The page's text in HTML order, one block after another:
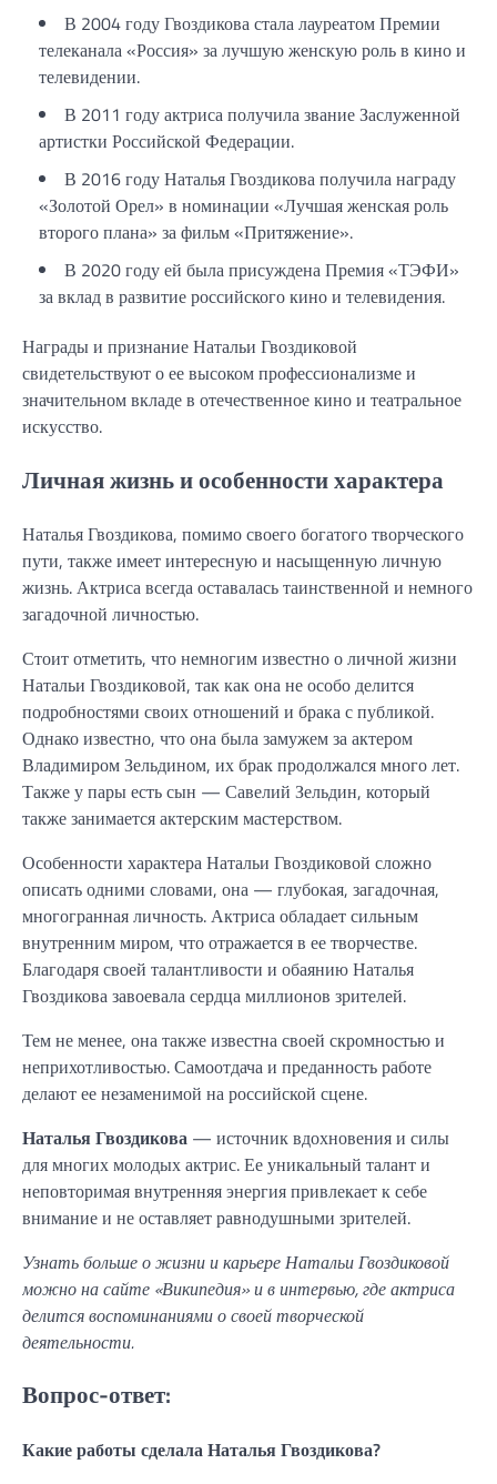
В 2004 году Гвоздикова стала лауреатом Премии
телеканала «Россия» за лучшую женскую роль в кино и
телевидении.
В 2011 году актриса получила звание Заслуженной
артистки Российской Федерации.
В 2016 году Наталья Гвоздикова получила награду
«Золотой Орел» в номинации «Лучшая женская роль
второго плана» за фильм «Притяжение».
В 2020 году ей была присуждена Премия «ТЭФИ»
за вклад в развитие российского кино и телевидения.
Награды и признание Натальи Гвоздиковой
свидетельствуют о ее высоком профессионализме и
значительном вкладе в отечественное кино и театральное
искусство.
Личная жизнь и особенности характера
Наталья Гвоздикова, помимо своего богатого творческого
пути, также имеет интересную и насыщенную личную
жизнь. Актриса всегда оставалась таинственной и немного
загадочной личностью.
Стоит отметить, что немногим известно о личной жизни
Натальи Гвоздиковой, так как она не особо делится
подробностями своих отношений и брака с публикой.
Однако известно, что она была замужем за актером
Владимиром Зельдином, их брак продолжался много лет.
Также у пары есть сын — Савелий Зельдин, который
также занимается актерским мастерством.
Особенности характера Натальи Гвоздиковой сложно
описать одними словами, она — глубокая, загадочная,
многогранная личность. Актриса обладает сильным
внутренним миром, что отражается в ее творчестве.
Благодаря своей талантливости и обаянию Наталья
Гвоздикова завоевала сердца миллионов зрителей.
Тем не менее, она также известна своей скромностью и
неприхотливостью. Самоотдача и преданность работе
делают ее незаменимой на российской сцене.
Наталья Гвоздикова — источник вдохновения и силы
для многих молодых актрис. Ее уникальный талант и
неповторимая внутренняя энергия привлекает к себе
внимание и не оставляет равнодушными зрителей.
Узнать больше о жизни и карьере Натальи Гвоздиковой
можно на сайте «Википедия» и в интервью, где актриса
делится воспоминаниями о своей творческой
деятельности.
Вопрос-ответ:
Какие работы сделала Наталья Гвоздикова?